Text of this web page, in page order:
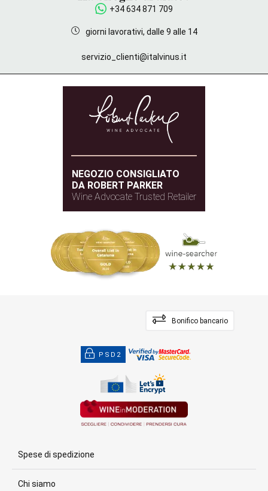
+34 634 871 709
giorni lavorativi, dalle 9 alle 14
servizio_clienti@italvinus.it
NEGOZIO CONSIGLIATO
DA ROBERT PARKER
Wine Advocate Trusted Retailer
Bonifico bancario
PSD2
Spese di spedizione
Chi siamo